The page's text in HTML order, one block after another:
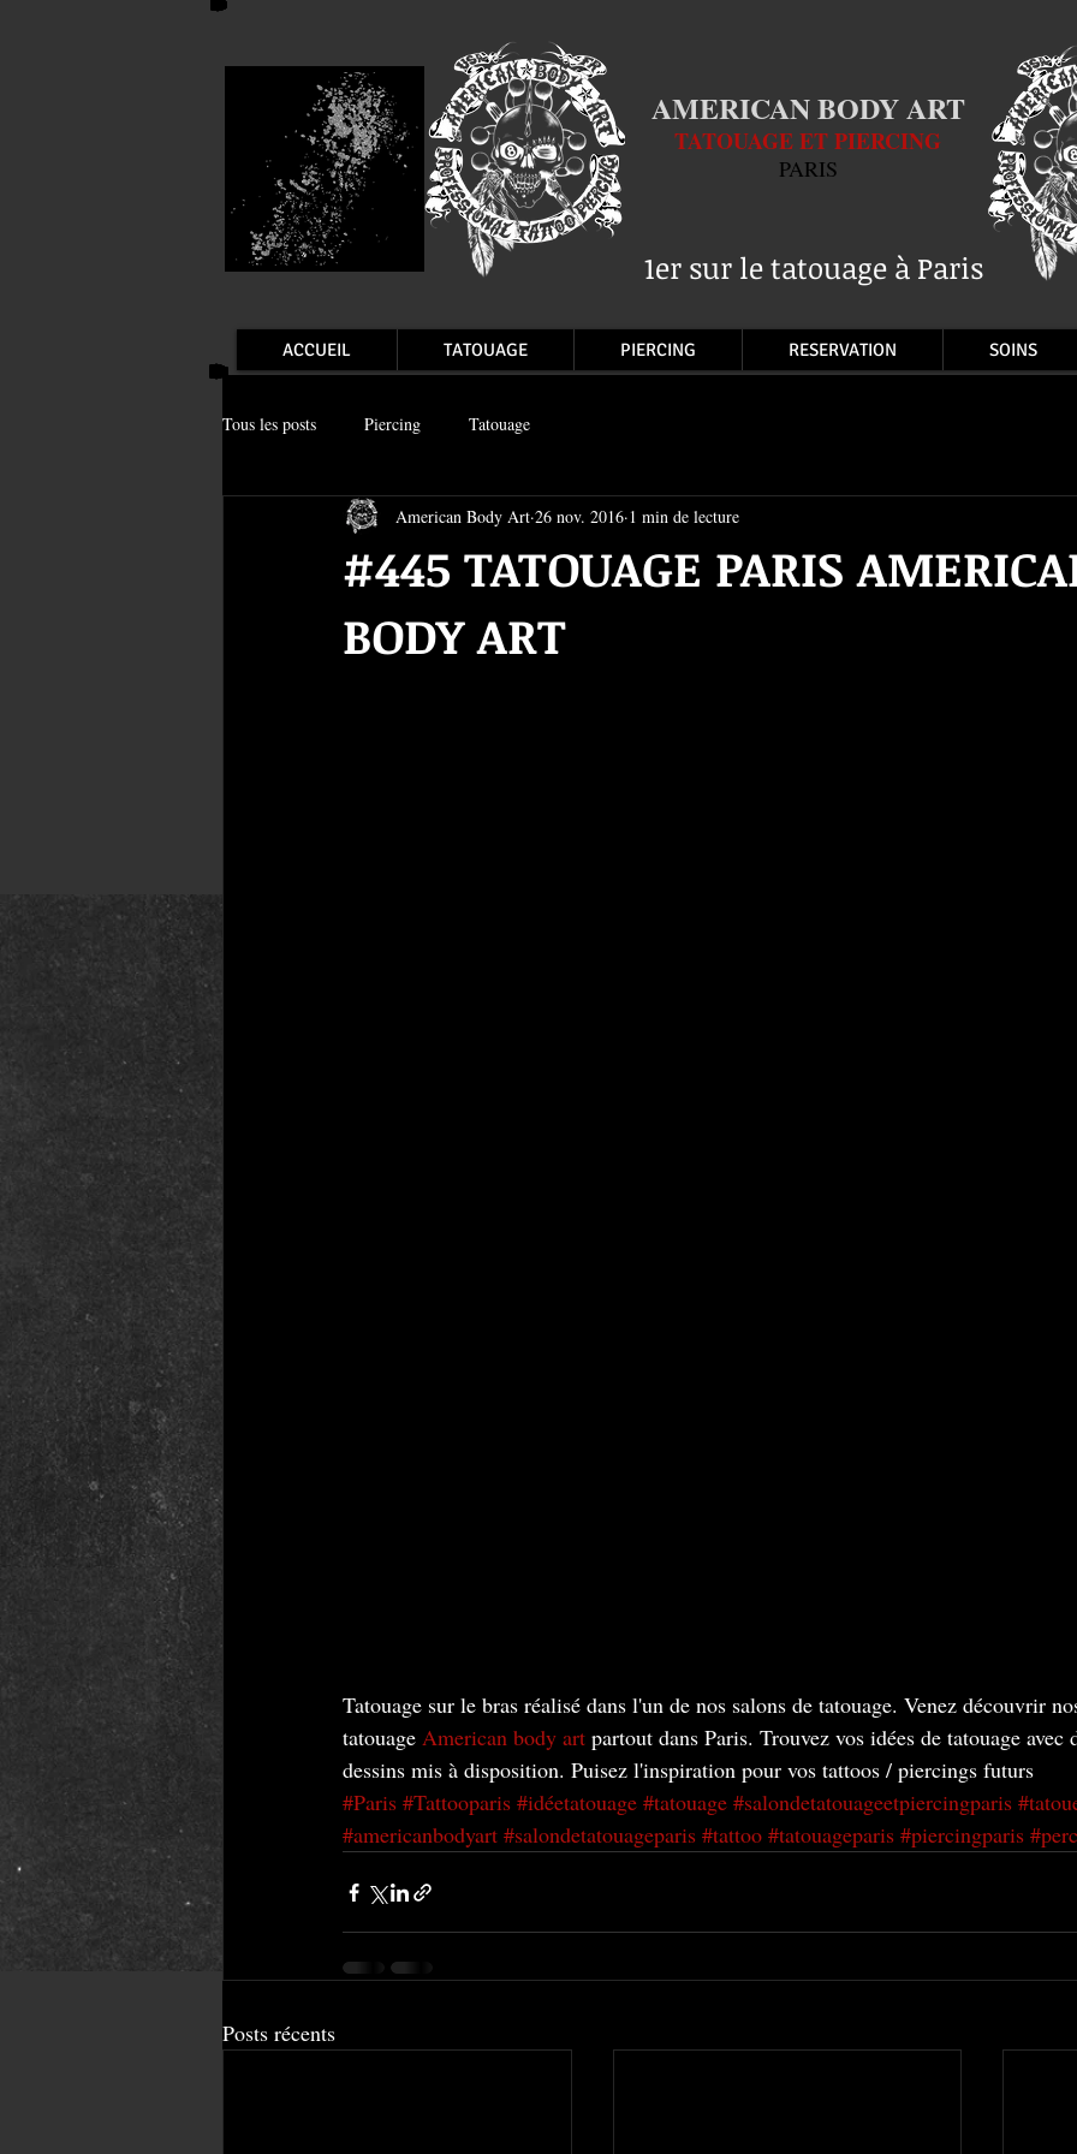
AMERICAN BODY ART
TATOUAGE ET PIERCING
PARIS
1er sur le tatouage à Paris
ACCUEIL TATOUAGE PIERCING RESERVATION SOINS
Tous les posts Piercing Tatouage
#445 TATOUAGE PARIS
BODY ART
American Body Art 26 nov. 2016 1 min de lecture
Tatouage sur le bras réalisé dans l'un de nos salons de tatouage. Venez découvrir
tatouage American body art partout dans Paris. Trouvez vos idées de tatouage
dessins mis à disposition. Puisez l'inspiration pour vos tattoos / piercings futurs
#Paris #Tattooparis #idéetatouage #tatouage #salondetatouageetpiercingparis
#americanbodyart #salondetatouageparis #tattoo #tatouageparis #piercingparis
Posts récents